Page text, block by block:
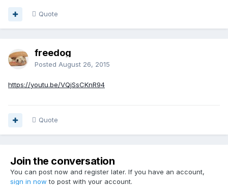
Quote
freedog
Posted August 26, 2015
https://youtu.be/VQjSsCKnR94
Quote
Join the conversation
You can post now and register later. If you have an account,
sign in now to post with your account.